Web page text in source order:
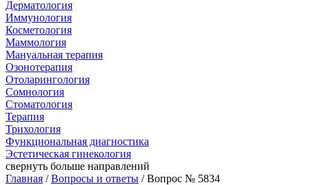
Дерматология
Иммунология
Косметология
Маммология
Мануальная терапия
Озонотерапия
Отоларингология
Сомнология
Стоматология
Терапия
Трихология
Функциональная диагностика
Эстетическая гинекология
свернуть больше направлений
Главная /Вопросы и ответы / Вопрос № 5834